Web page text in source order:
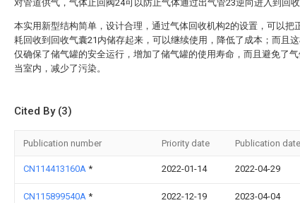
对管道供气，气体止回阀24可以防止气体通过出气管23逆向进入到回收
本实用新型结构简单，设计合理，通过气体回收机构2的设置，可以把
耗回收到回收气囊21内储存起来，可以继续使用，降低了成本；而且
仅确保了储气罐的安全运行，增加了储气罐的使用寿命，而且避免了
当室内，减少了污染。
Cited By (3)
Publication number Priority date Publication date
CN114413160A * 2022-01-14 2022-04-29
CN115899540A * 2022-12-19 2023-04-04